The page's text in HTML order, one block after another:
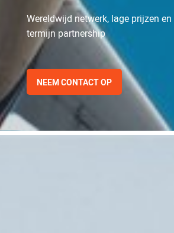
Wereldwijd netwerk, lage prijzen
termijn partnership
NEEM CONTACT OP